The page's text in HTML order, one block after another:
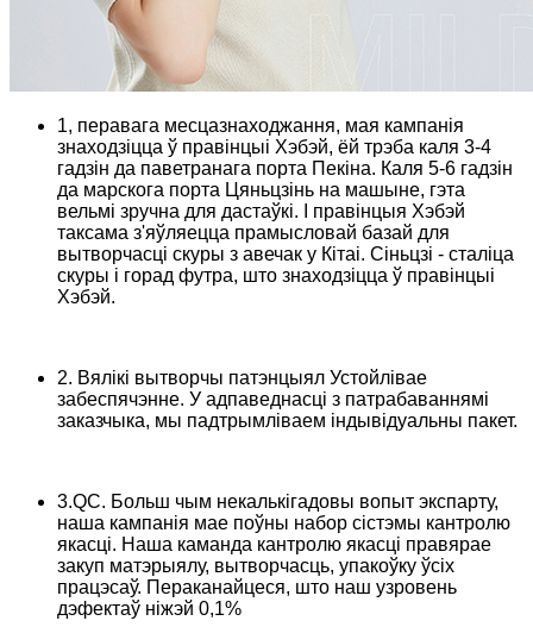
1, перавага месцазнаходжання, мая кампанія
знаходзіцца ў правінцыі Хэбэй, ёй трэба каля 3-4
гадзін да паветранага порта Пекіна. Каля 5-6 гадзін
да марскога порта Цяньцзінь на машыне, гэта
вельмі зручна для дастаўкі. І правінцыя Хэбэй
таксама з'яўляецца прамысловай базай для
вытворчасці скуры з авечак у Кітаі. Сіньцзі - сталіца
скуры і горад футра, што знаходзіцца ў правінцыі
Хэбэй.
2. Вялікі вытворчы патэнцыял Устойлівае
забеспячэнне. У адпаведнасці з патрабаваннямі
заказчыка, мы падтрымліваем індывідуальны пакет.
3.QC. Больш чым некалькігадовы вопыт экспарту,
наша кампанія мае поўны набор сістэмы кантролю
якасці. Наша каманда кантролю якасці правярае
закуп матэрыялу, вытворчасць, упакоўку ўсіх
працэсаў. Пераканайцеся, што наш узровень
дэфектаў ніжэй 0,1%